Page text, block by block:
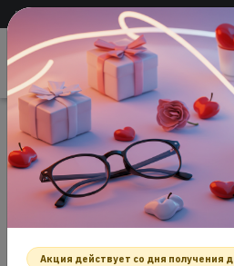
Доставка по всей России
САЛОН ОПТИКИ
зрение
Главная Интернет-магазин оптики
FILA VFI 455 D82 Оправа для очков
FILA VFI 455 D82
Акция действует со дня получения